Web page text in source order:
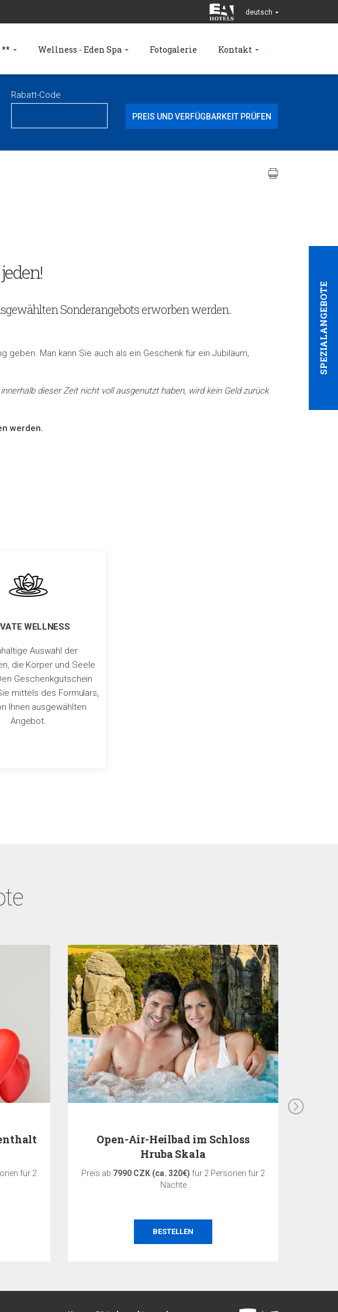
deutsch
** Wellness - Eden Spa Fotogalerie Kontakt
Rabatt-Code
SPEZIALANGEBOTE
Sonderangebots erworben werden.
geben. Man kann Sie auch als ein Geschenk für ein Jubiläum,
dieser Zeit nicht voll ausgenutzt haben, wird kein Geld zurück
werden.
WELLNESS
Auswahl der
die Körper und Seele
Geschenkgutschein
mittels des Formulars,
Ihnen ausgewählten
Angebot.
für 2
Open-Air-Heilbad im Schloss
Hruba Skala
Preis ab 7990 CZK (ca. 320€) für 2 Personen für 2
Nächte
BESTELLEN